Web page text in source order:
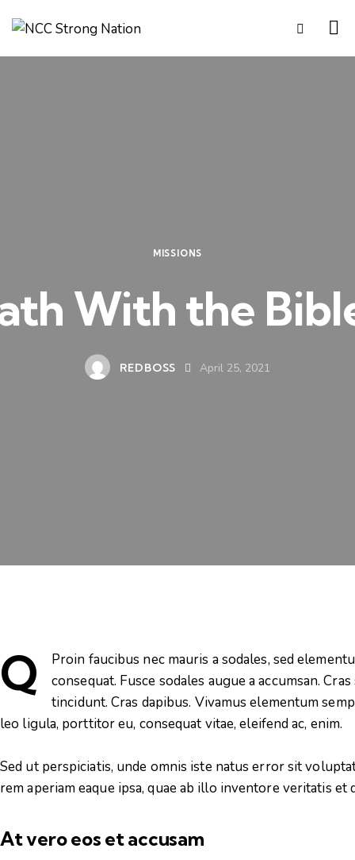
MISSIONS
With the
REDBOSS April 25, 2021
Q
Proin faucibus nec mauris a sodales, sed
consequat. Fusce sodales augue a accumsan.
tincidunt. Cras dapibus. Vivamus elementum
leo ligula, porttitor eu, consequat vitae, eleifend ac, enim.
Sed ut perspiciatis, unde omnis iste natus error sit
rem aperiam eaque ipsa, quae ab illo inventore veritatis
At vero eos et accusam